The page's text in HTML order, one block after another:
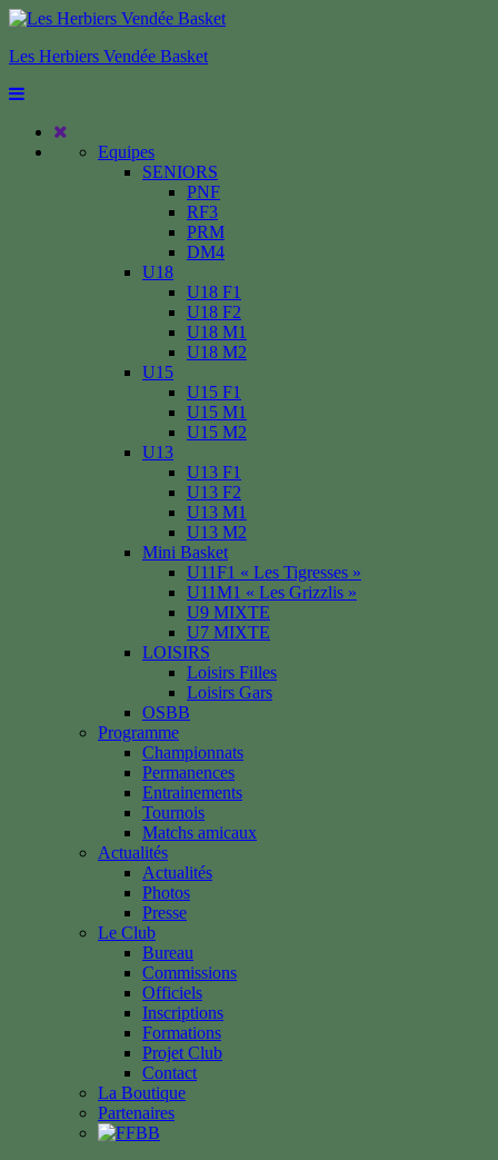
Les Herbiers Vendée Basket
Equipes
SENIORS
PNF
RF3
PRM
DM4
U18
U18 F1
U18 F2
U18 M1
U18 M2
U15
U15 F1
U15 M1
U15 M2
U13
U13 F1
U13 F2
U13 M1
U13 M2
Mini Basket
U11F1 « Les Tigresses »
U11M1 « Les Grizzlis »
U9 MIXTE
U7 MIXTE
LOISIRS
Loisirs Filles
Loisirs Gars
OSBB
Programme
Championnats
Permanences
Entrainements
Tournois
Matchs amicaux
Actualités
Actualités
Photos
Presse
Le Club
Bureau
Commissions
Officiels
Inscriptions
Formations
Projet Club
Contact
La Boutique
Partenaires